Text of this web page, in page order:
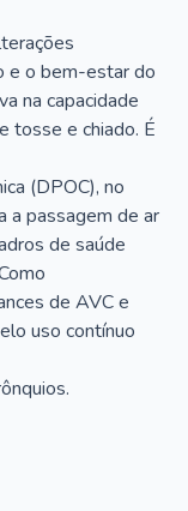
e o bem-estar do
na capacidade
tosse e chiado. É
(DPOC), no
a passagem de ar
de saúde
de AVC e
uso contínuo